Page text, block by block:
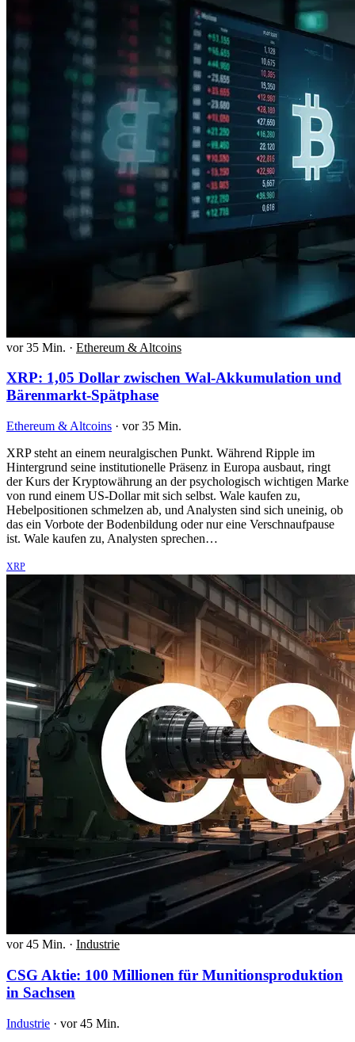
vor 35 Min. · Ethereum & Altcoins
XRP: 1,05 Dollar zwischen Wal-Akkumulation und
Bärenmarkt-Spätphase
Ethereum & Altcoins · vor 35 Min.
XRP steht an einem neuralgischen Punkt. Während Ripple im
Hintergrund seine institutionelle Präsenz in Europa ausbaut, ringt
der Kurs der Kryptowährung an der psychologisch wichtigen Marke
von rund einem US-Dollar mit sich selbst. Wale kaufen zu,
Hebelpositionen schmelzen ab, und Analysten sind sich uneinig, ob
das ein Vorbote der Bodenbildung oder nur eine Verschnaufpause
ist. Wale kaufen zu, Analysten sprechen…
XRP
vor 45 Min. · Industrie
CSG Aktie: 100 Millionen für Munitionsproduktion
in Sachsen
Industrie · vor 45 Min.